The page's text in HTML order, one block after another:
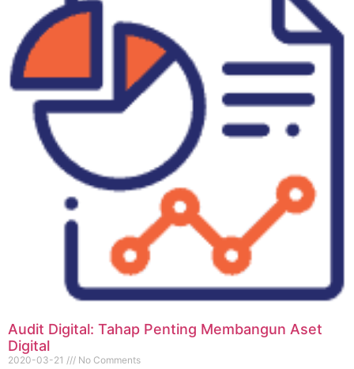
Audit Digital: Tahap Penting Membangun Aset
Digital
2020-03-21 No Comments